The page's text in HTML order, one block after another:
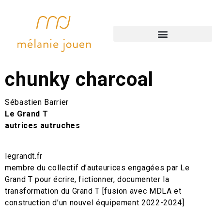
chunky charcoal
Sébastien Barrier
Le Grand T
autrices autruches
legrandt.fr
membre du collectif d’auteurices engagées par Le
Grand T pour écrire, fictionner, documenter la
transformation du Grand T [fusion avec MDLA et
construction d’un nouvel équipement 2022-2024]